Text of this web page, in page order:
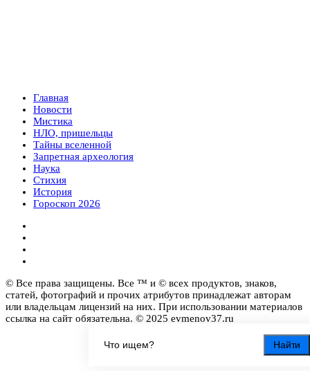
Найти
Главная
Новости
Мистика
НЛО, пришельцы
Тайны вселенной
Запретная археология
Наука
Стихия
История
Гороскоп 2026
© Все права защищены. Все ™ и © всех продуктов, знаков,
статей, фотографий и прочих атрибутов принадлежат авторам
или владельцам лицензий на них. При использовании материалов
ссылка на сайт обязательна. © 2025 evmenov37.ru